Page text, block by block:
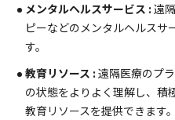
メンタルヘルスサービス : 遠
ピーなどのメンタルヘルスサ
す。
教育リソース : 遠隔医療のプ
の状態をよりよく理解し、積
教育リソースを提供できます。